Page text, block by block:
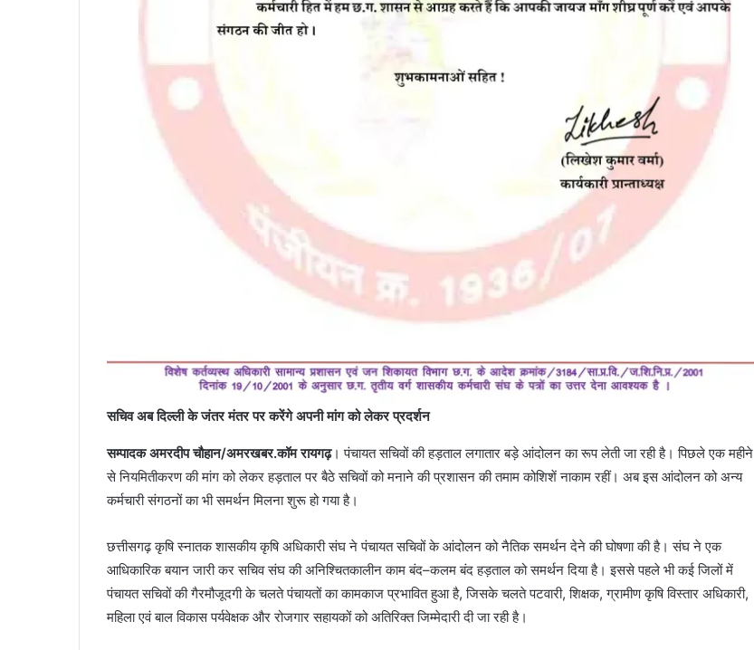
सचिव अब दिल्ली के जंतर मंतर पर करेंगे अपनी मांग को लेकर प्रदर्शन
सम्पादक अमरदीप चौहान/अमरखबर.कॉम रायगढ़। पंचायत सचिवों की हड़ताल लगातार बड़े आंदोलन का रूप लेती जा रही है। पिछले एक महीने
से नियमितीकरण की मांग को लेकर हड़ताल पर बैठे सचिवों को मनाने की प्रशासन की तमाम कोशिशें नाकाम रहीं। अब इस आंदोलन को अन्य
कर्मचारी संगठनों का भी समर्थन मिलना शुरू हो गया है।
छत्तीसगढ़ कृषि स्नातक शासकीय कृषि अधिकारी संघ ने पंचायत सचिवों के आंदोलन को नैतिक समर्थन देने की घोषणा की है। संघ ने एक
आधिकारिक बयान जारी कर सचिव संघ की अनिश्चितकालीन काम बंद–कलम बंद हड़ताल को समर्थन दिया है। इससे पहले भी कई जिलों में
पंचायत सचिवों की गैरमौजूदगी के चलते पंचायतों का कामकाज प्रभावित हुआ है, जिसके चलते पटवारी, शिक्षक, ग्रामीण कृषि विस्तार अधिकारी,
महिला एवं बाल विकास पर्यवेक्षक और रोजगार सहायकों को अतिरिक्त जिम्मेदारी दी जा रही है।